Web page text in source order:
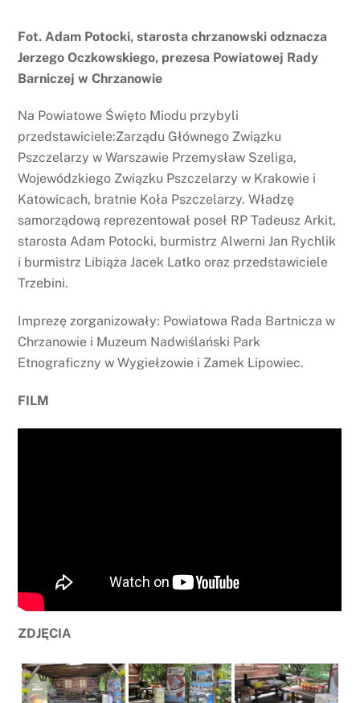
Fot. Adam Potocki, starosta chrzanowski odznacza
Jerzego Oczkowskiego, prezesa Powiatowej Rady
Barniczej w Chrzanowie
Na Powiatowe Święto Miodu przybyli
przedstawiciele:Zarządu Głównego Związku
Pszczelarzy w Warszawie Przemysław Szeliga,
Wojewódzkiego Związku Pszczelarzy w Krakowie i
Katowicach, bratnie Koła Pszczelarzy. Władzę
samorządową reprezentował poseł RP Tadeusz Arkit,
starosta Adam Potocki, burmistrz Alwerni Jan Rychlik
i burmistrz Libiąża Jacek Latko oraz przedstawiciele
Trzebini.
Imprezę zorganizowały: Powiatowa Rada Bartnicza w
Chrzanowie i Muzeum Nadwiślański Park
Etnograficzny w Wygiełzowie i Zamek Lipowiec.
FILM
ZDJĘCIA